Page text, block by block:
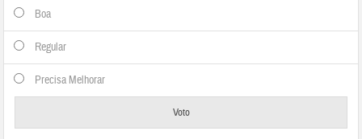
Boa
Regular
Precisa Melhorar